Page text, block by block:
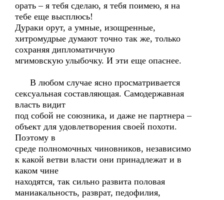
орать – я тебя сделаю, я тебя поимею, я на
тебе еще высплюсь!
Дураки орут, а умные, изощренные,
хитромудрые думают точно так же, только
сохраняя дипломатичную
мгимовскую улыбочку. И эти еще опаснее.
В любом случае ясно просматривается
сексуальная составляющая. Самодержавная
власть видит
под собой не союзника, и даже не партнера –
объект для удовлетворения своей похоти.
Поэтому в
среде полномочных чиновников, независимо
к какой ветви власти они принадлежат и в
каком чине
находятся, так сильно развита половая
маниакальность, разврат, педофилия,